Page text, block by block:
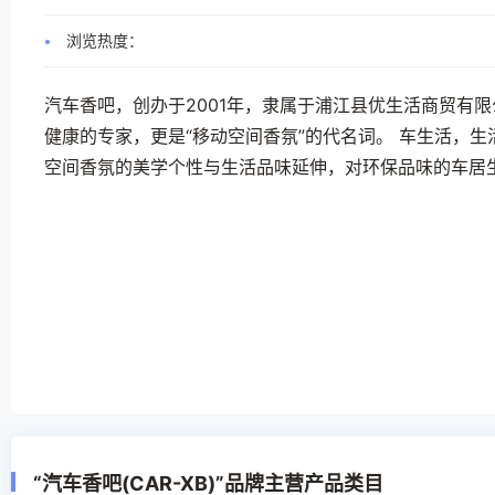
浏览热度：
汽车香吧，创办于2001年，隶属于浦江县优生活商贸有
健康的专家，更是“移动空间香氛”的代名词。 车生活，
空间香氛的美学个性与生活品味延伸，对环保品味的车
“汽车香吧(CAR-XB)”品牌主营产品类目